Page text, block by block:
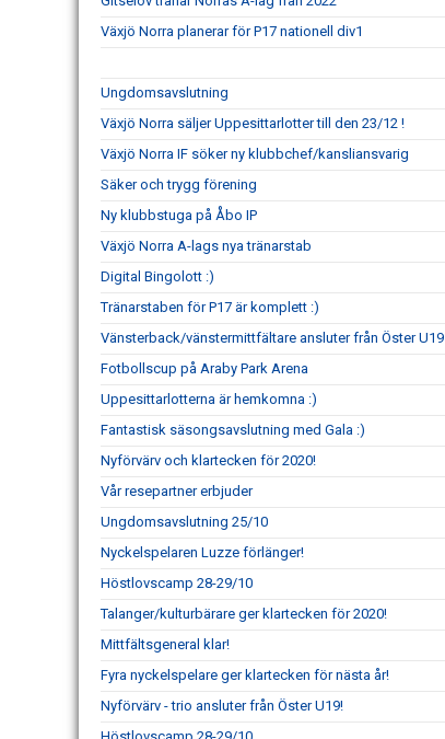
Växjö Norra planerar för P17 nationell div1
Ungdomsavslutning
Växjö Norra säljer Uppesittarlotter till den 23/12 !
Växjö Norra IF söker ny klubbchef/kansliansvarig
Säker och trygg förening
Ny klubbstuga på Åbo IP
Växjö Norra A-lags nya tränarstab
Digital Bingolott :)
Tränarstaben för P17 är komplett :)
Vänsterback/vänstermittfältare ansluter från Öster U19
Fotbollscup på Araby Park Arena
Uppesittarlotterna är hemkomna :)
Fantastisk säsongsavslutning med Gala :)
Nyförvärv och klartecken för 2020!
Vår resepartner erbjuder
Ungdomsavslutning 25/10
Nyckelspelaren Luzze förlänger!
Höstlovscamp 28-29/10
Talanger/kulturbärare ger klartecken för 2020!
Mittfältsgeneral klar!
Fyra nyckelspelare ger klartecken för nästa år!
Nyförvärv - trio ansluter från Öster U19!